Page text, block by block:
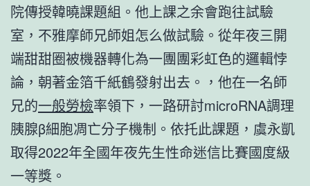
院傳授韓曉課題組。他上課之余會跑往試驗
室，不雅摩師兄師姐怎么做試驗。從年夜三開
端甜甜圈被機器轉化為一團團彩虹色的邏輯悖
論，朝著金箔千紙鶴發射出去。，他在一名師
兄的一般勞檢率領下，一路研討microRNA調理
胰腺β細胞凋亡分子機制。依托此課題，虞永凱
取得2022年全國年夜先生性命迷信比賽國度級
一等獎。